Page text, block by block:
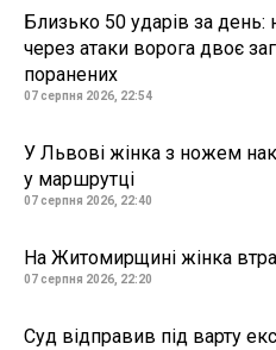
Близько 50 ударів за
через атаки ворога двоє
поранених
07 серпня 2026, 22:54
У Львові жінка з ножем
у маршрутці
07 серпня 2026, 22:40
На Житомирщині жінка
07 серпня 2026, 22:20
Суд відправив під варту